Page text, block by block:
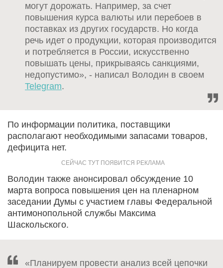
могут дорожать. Например, за счет
повышения курса валюты или перебоев в
поставках из других государств. Но когда
речь идет о продукции, которая производится
и потребляется в России, искусственно
повышать цены, прикрываясь санкциями,
недопустимо», - написал Володин в своем
Telegram.
По информации политика, поставщики
располагают необходимыми запасами товаров,
дефицита нет.
Володин также анонсировал обсуждение 10
марта вопроса повышения цен на пленарном
заседании Думы с участием главы Федеральной
антимонопольной службы Максима
Шаскольского.
«Планируем провести анализ всей цепочки